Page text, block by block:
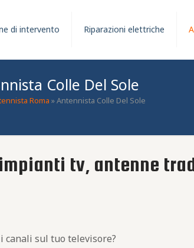
di intervento Riparazioni elettriche
Colle Del Sole
Roma »Antennista Colle Del Sole
tv, antenne
canali sul tuo televisore?